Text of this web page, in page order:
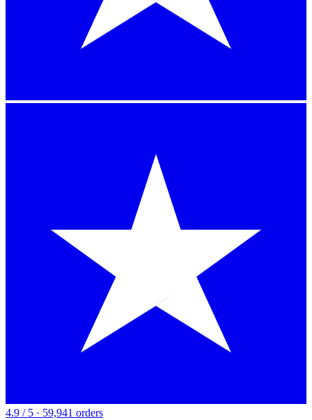
4.9 / 5 · 59,941 orders